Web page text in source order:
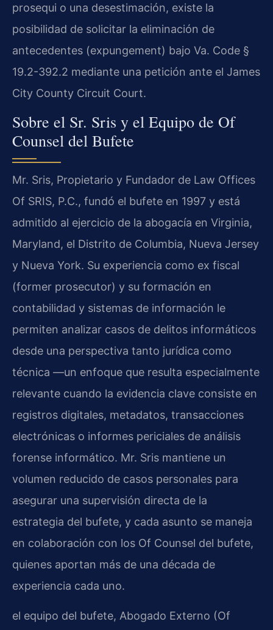
prosequi o una desestimación, existe la
posibilidad de solicitar la eliminación de
antecedentes (expungement) bajo Va. Code §
19.2-392.2 mediante una petición ante el James
City County Circuit Court.
Sobre el Sr. Sris y el Equipo de Of
Counsel del Bufete
Mr. Sris, Propietario y Fundador de Law Offices
Of SRIS, P.C., fundó el bufete en 1997 y está
admitido al ejercicio de la abogacía en Virginia,
Maryland, el Distrito de Columbia, Nueva Jersey
y Nueva York. Su experiencia como ex fiscal
(former prosecutor) y su formación en
contabilidad y sistemas de información le
permiten analizar casos de delitos informáticos
desde una perspectiva tanto jurídica como
técnica —un enfoque que resulta especialmente
relevante cuando la evidencia clave consiste en
registros digitales, metadatos, transacciones
electrónicas o informes periciales de análisis
forense informático. Mr. Sris mantiene un
volumen reducido de casos personales para
asegurar una supervisión directa de la
estrategia del bufete, y cada asunto se maneja
en colaboración con los Of Counsel del bufete,
quienes aportan más de una década de
experiencia cada uno.
el equipo del bufete, Abogado Externo (Of